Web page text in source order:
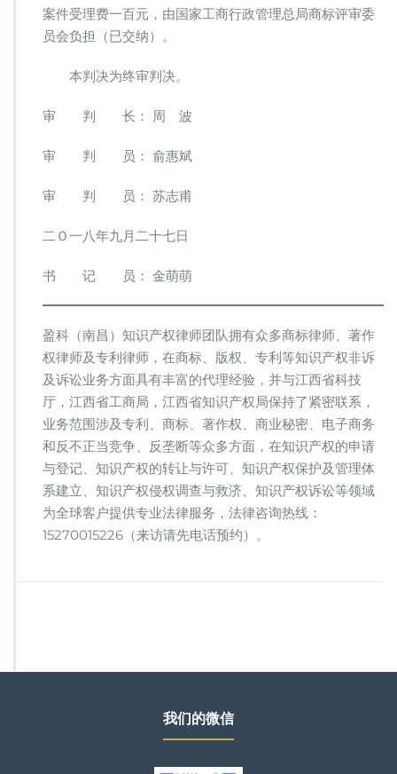
案件受理费一百元，由国家工商行政管理总局商标评审委
员会负担（已交纳）。
本判决为终审判决。
审 判 长： 周 波
审 判 员： 俞惠斌
审 判 员： 苏志甫
二Ｏ一八年九月二十七日
书 记 员： 金萌萌
盈科（南昌）知识产权律师团队拥有众多商标律师、著作
权律师及专利律师，在商标、版权、专利等知识产权非诉
及诉讼业务方面具有丰富的代理经验，并与江西省科技
厅，江西省工商局，江西省知识产权局保持了紧密联系，
业务范围涉及专利、商标、著作权、商业秘密、电子商务
和反不正当竞争、反垄断等众多方面，在知识产权的申请
与登记、知识产权的转让与许可、知识产权保护及管理体
系建立、知识产权侵权调查与救济、知识产权诉讼等领域
为全球客户提供专业法律服务，法律咨询热线：
15270015226（来访请先电话预约）。
我们的微信